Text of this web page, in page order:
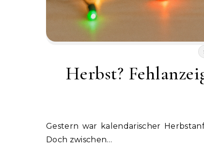
Herbst?
Gestern war kalendarischer Herbstanfang. Ich wollte bei TEDI ein wenig herbstliche Deko finden.
Doch zwischen…